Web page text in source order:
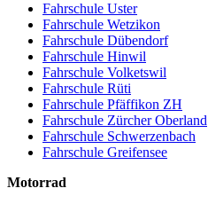
Fahrschule Uster
Fahrschule Wetzikon
Fahrschule Dübendorf
Fahrschule Hinwil
Fahrschule Volketswil
Fahrschule Rüti
Fahrschule Pfäffikon ZH
Fahrschule Zürcher Oberland
Fahrschule Schwerzenbach
Fahrschule Greifensee
Motorrad